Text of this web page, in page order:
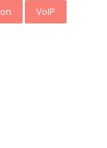
VoIP